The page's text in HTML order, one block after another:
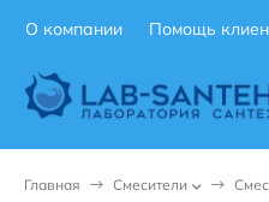
О компании Помощь
Главная Смесители